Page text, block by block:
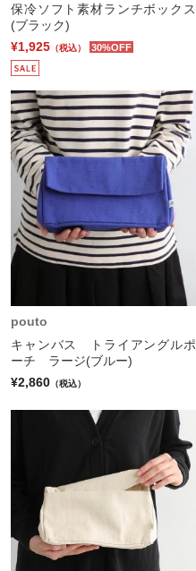
保冷ソフト素材ランチボックス
(ブラック)
¥1,925 （税込） 30%OFF
pouto
キャンバス トライアングルポ
ーチ ラージ(ブルー)
¥2,860 （税込）